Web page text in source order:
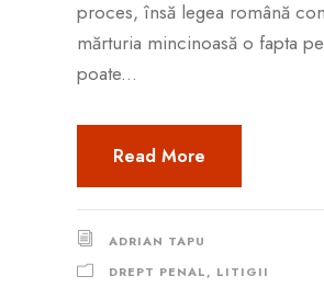
proces, însă legea română
mărturia mincinoasă o fapta
poate...
Read More
ADRIAN TAPU
DREPT PENAL, LITIGII